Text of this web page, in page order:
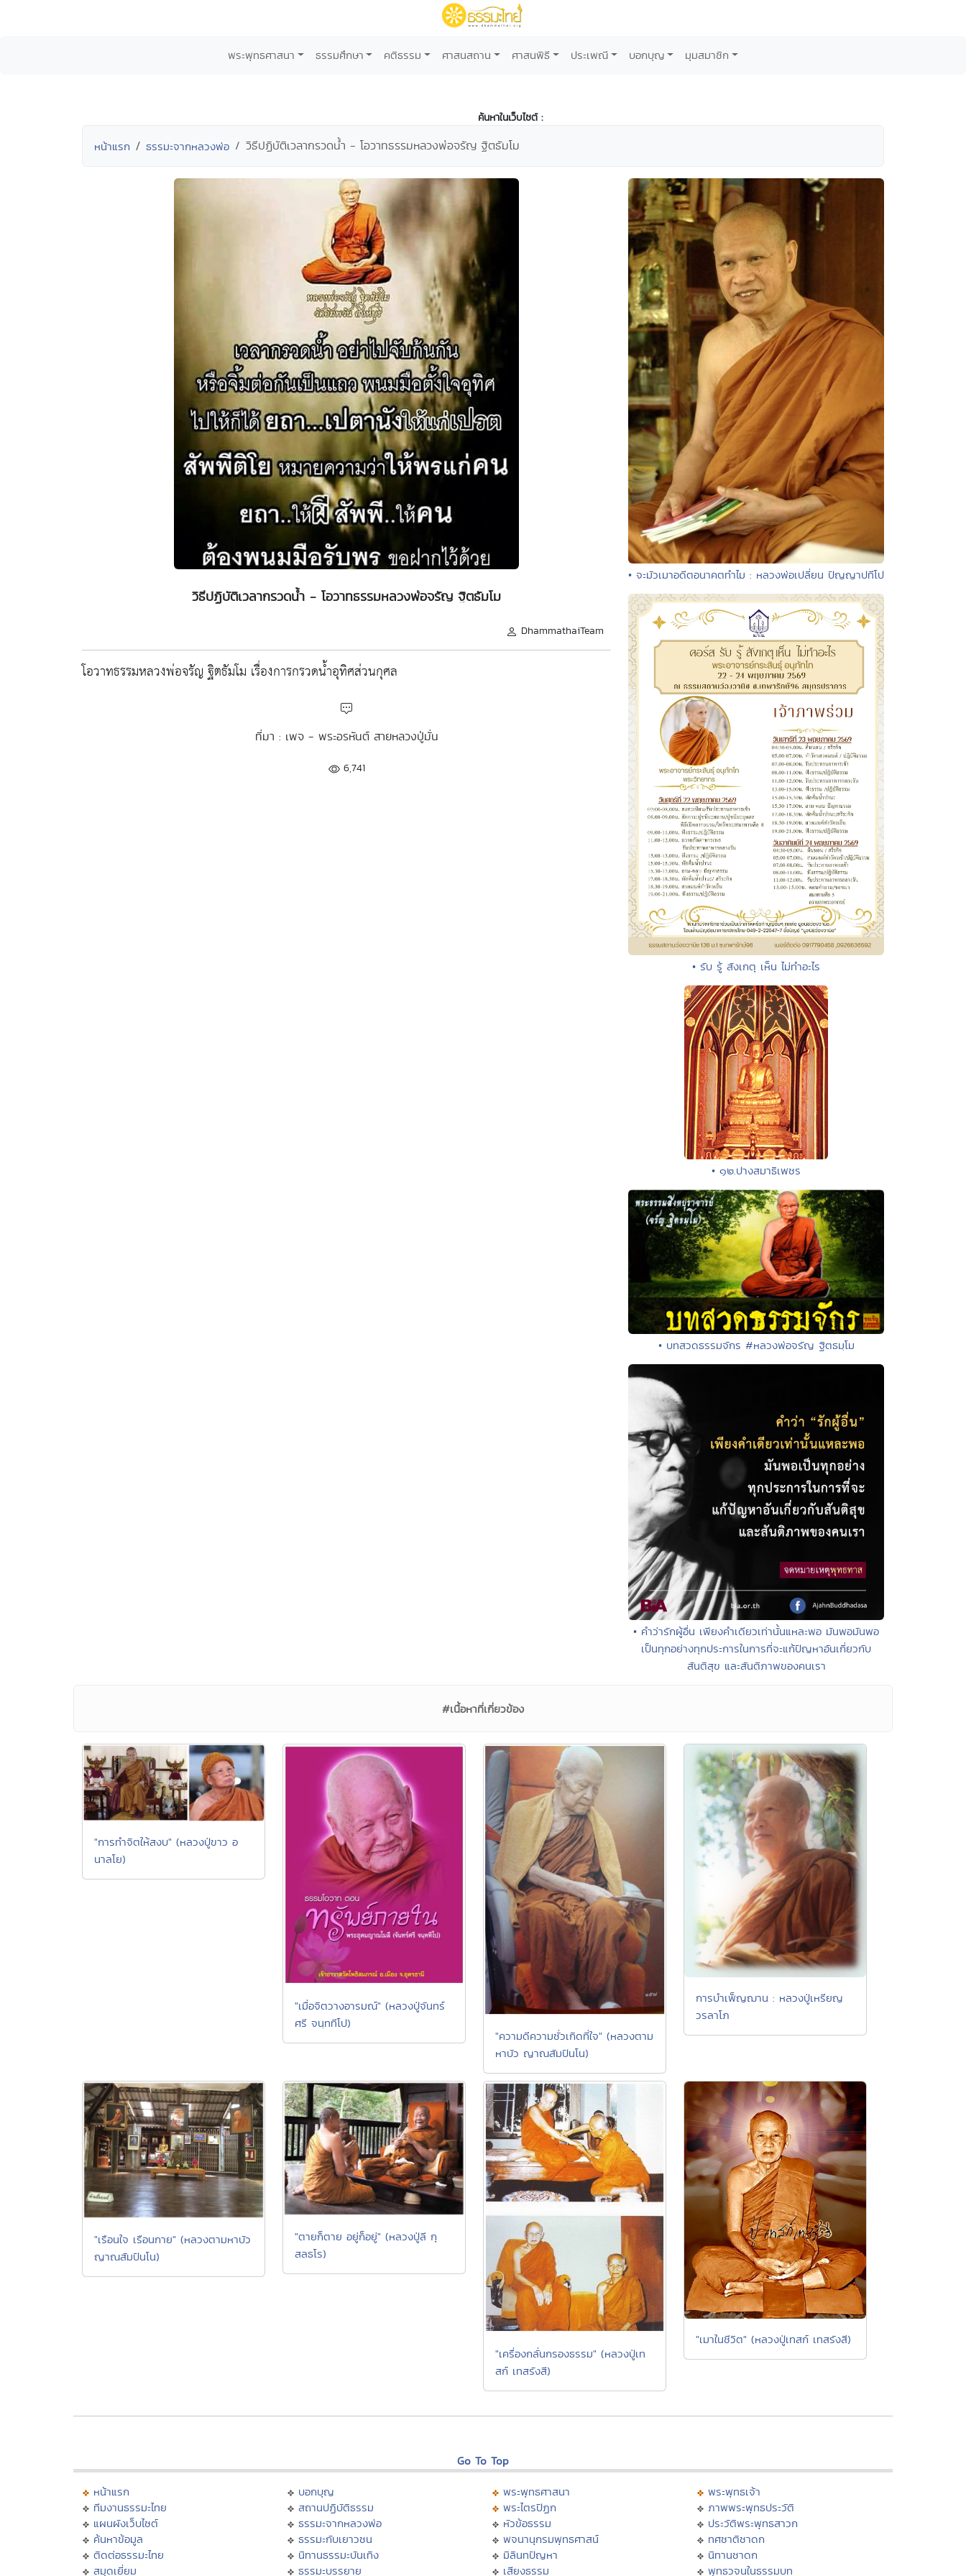
พระพุทธศาสนา ธรรมศึกษา คติธรรม ศาสนสถาน ศาสนพิธี ประเพณี บอกบุญ มุมสมาชิก
ค้นหาในเว็บไซต์ :
หน้าแรก ธรรมะจากหลวงพ่อ วิธีปฏิบัติเวลากรวดน้ำ - โอวาทธรรมหลวงพ่อจรัญ ฐิตธัมโม
วิธีปฏิบัติเวลากรวดน้ำ - โอวาทธรรมหลวงพ่อจรัญ ฐิตธัมโม
DhammathaiTeam
โอวาทธรรมหลวงพ่อจรัญ ฐิตธัมโม เรื่องการกรวดน้ำอุทิศส่วนกุศล
ที่มา : เพจ - พระอรหันต์ สายหลวงปู่มั่น
6,741
• จะมัวเมาอดีตอนาคตทำไม : หลวงพ่อเปลี่ยน ปัญญาปทีโป
• รับ รู้ สังเกตุ เห็น ไม่ทำอะไร
• ๑๒.ปางสมาธิเพชร
• บทสวดธรรมจักร #หลวงพ่อจรัญ ฐิตธมฺโม
• คำว่ารักผู้อื่น เพียงคำเดียวเท่านั้นแหละพอ มันพอมันพอ
เป็นทุกอย่างทุกประการในการที่จะแก้ปัญหาอันเกี่ยวกับ
สันติสุข และสันติภาพของคนเรา
#เนื้อหาที่เกี่ยวข้อง
"การทำจิตให้สงบ" (หลวงปู่ขาว อ
นาลโย)
"เมื่อจิตวางอารมณ์" (หลวงปู่จันทร์
ศรี จนฺททีโป)
"ความดีความชั่วเกิดที่ใจ" (หลวงตาม
หาบัว ญาณสัมปันโน)
การบำเพ็ญฌาน : หลวงปู่เหรียญ
วรลาโภ
"เรือนใจ เรือนกาย" (หลวงตามหาบัว
ญาณสัมปันโน)
"ตายก็ตาย อยู่ก็อยู่" (หลวงปู่ลี กุ
สลธโร)
"เครื่องกลั่นกรองธรรม" (หลวงปู่เท
สก์ เทสรังสี)
"เมาในชีวิต" (หลวงปู่เทสก์ เทสรังสี)
Go To Top
หน้าแรก
ทีมงานธรรมะไทย
แผนผังเว็บไซต์
ค้นหาข้อมูล
ติดต่อธรรมะไทย
สมุดเยี่ยม
บอกบุญ
สถานปฏิบัติธรรม
ธรรมะจากหลวงพ่อ
ธรรมะกับเยาวชน
นิทานธรรมะบันเทิง
ธรรมะบรรยาย
พระพุทธศาสนา
พระไตรปิฏก
หัวข้อธรรม
พจนานุกรมพุทธศาสน์
มิลินทปัญหา
เสียงธรรม
พระพุทธเจ้า
ภาพพระพุทธประวัติ
ประวัติพระพุทธสาวก
ทศชาติชาดก
นิทานชาดก
พุทธวจนในธรรมบท